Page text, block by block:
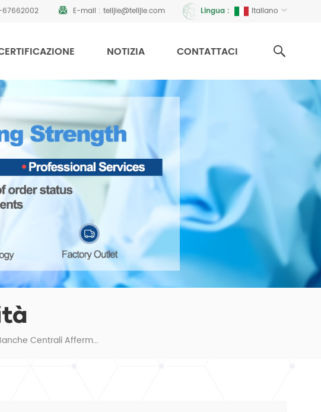
Lingua : Italiano
67662002 E-mail : telijie@telijie.com
NOTIZIA CONTATTACI
Tre Governatori Di Banche Centrali Affermano Che L'inflazione Ultra Bassa È Sparita Per Sempre